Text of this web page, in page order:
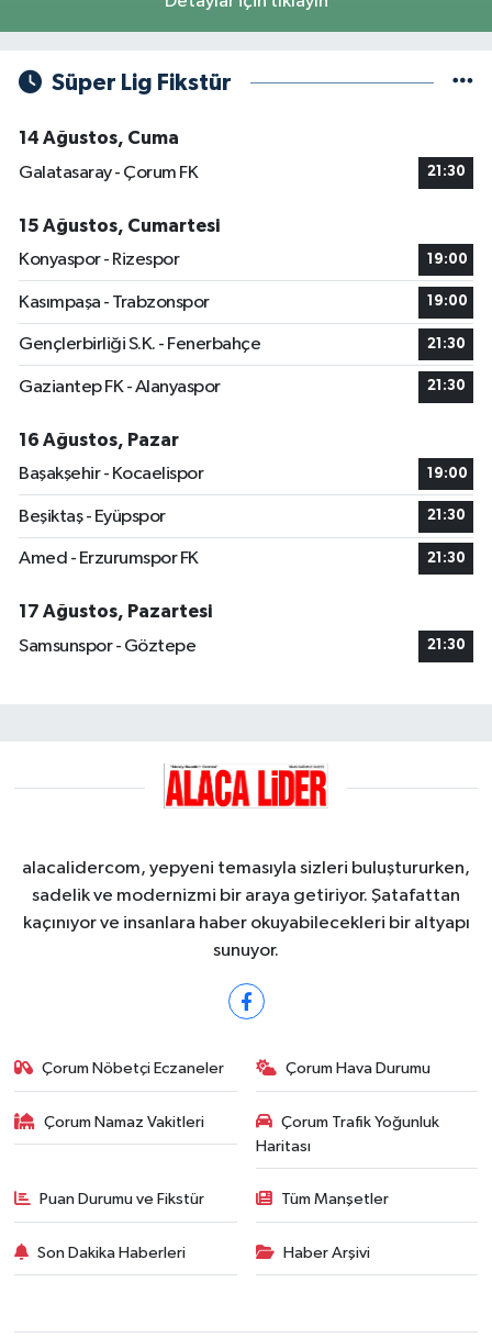
Süper Lig Fikstür
14 Ağustos, Cuma
Galatasaray - Çorum FK
21:30
15 Ağustos, Cumartesi
Konyaspor - Rizespor
19:00
Kasımpaşa - Trabzonspor 19:00
Gençlerbirliği S.K. - Fenerbahçe 21:30
Gaziantep FK - Alanyaspor 21:30
16 Ağustos, Pazar
Başakşehir - Kocaelispor
19:00
Beşiktaş - Eyüpspor 21:30
Amed - Erzurumspor FK 21:30
17 Ağustos, Pazartesi
Samsunspor - Göztepe
21:30
alacalidercom, yepyeni temasıyla sizleri buluştururken,
sadelik ve modernizmi bir araya getiriyor. Şatafattan
kaçınıyor ve insanlara haber okuyabilecekleri bir altyapı
sunuyor.
Çorum Nöbetçi Eczaneler Çorum Hava Durumu
Çorum Namaz Vakitleri
Çorum Trafik Yoğunluk
Haritası
Puan Durumu ve Fikstür Tüm Manşetler
Son Dakika Haberleri Haber Arşivi